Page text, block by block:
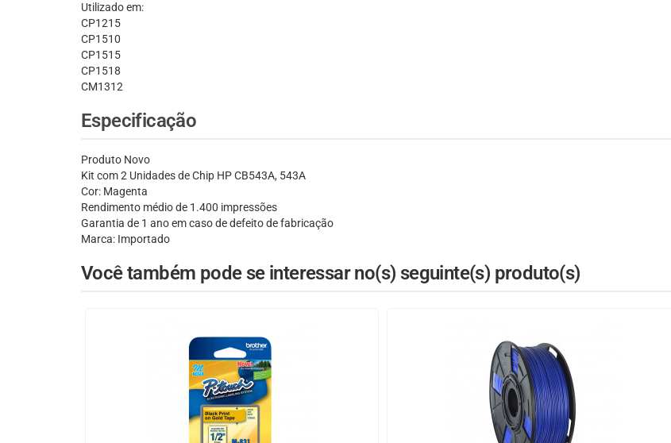
Utilizado em:
CP1215
CP1510
CP1515
CP1518
CM1312
Especificação
Produto Novo
Kit com 2 Unidades de Chip HP CB543A, 543A
Cor: Magenta
Rendimento médio de 1.400 impressões
Garantia de 1 ano em caso de defeito de fabricação
Marca: Importado
Você também pode se interessar no(s) seguinte(s) produto(s)